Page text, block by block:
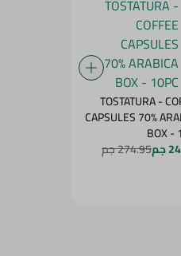
TOSTATURA -
CAPSULES 70%
جم 274.95 جم